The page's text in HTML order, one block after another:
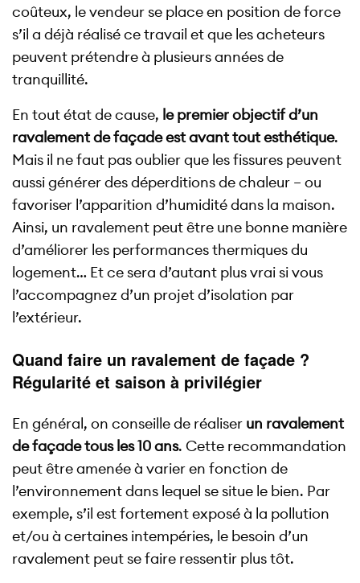
coûteux, le vendeur se place en position de force
s’il a déjà réalisé ce travail et que les acheteurs
peuvent prétendre à plusieurs années de
tranquillité.
En tout état de cause, le premier objectif d’un
ravalement de façade est avant tout esthétique.
Mais il ne faut pas oublier que les fissures peuvent
aussi générer des déperditions de chaleur – ou
favoriser l’apparition d’humidité dans la maison.
Ainsi, un ravalement peut être une bonne manière
d’améliorer les performances thermiques du
logement… Et ce sera d’autant plus vrai si vous
l’accompagnez d’un projet d’isolation par
l’extérieur.
Quand faire un ravalement de façade ?
Régularité et saison à privilégier
En général, on conseille de réaliser un ravalement
de façade tous les 10 ans. Cette recommandation
peut être amenée à varier en fonction de
l’environnement dans lequel se situe le bien. Par
exemple, s’il est fortement exposé à la pollution
et/ou à certaines intempéries, le besoin d’un
ravalement peut se faire ressentir plus tôt.